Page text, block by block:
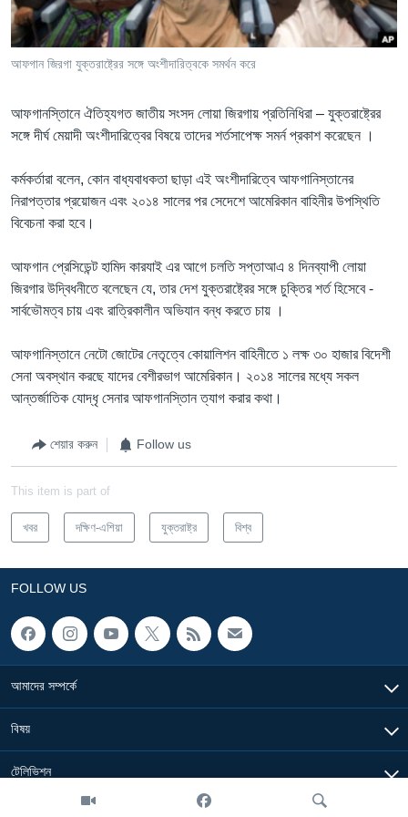
Learning English
আফগান জিরগা যুক্তরাষ্ট্রের সঙ্গে অংশীদারিত্বকে সমর্থন করে
আফগানসি্তানে ঐতিহ্যগত জাতীয় সংসদ লোয়া জিরগায় প্রতিনিধিরা – যুক্তরাষ্ট্রের
সঙ্গে দীর্ঘ মেয়াদী অংশীদারিত্বের বিষয়ে তাদের শর্তসাপেক্ষ সমর্ন প্রকাশ করেছেন ।
কর্মকর্তারা বলেন, কোন বাধ্যবাধকতা ছাড়া এই অংশীদারিত্বে আফগানিস্তানের
নিরাপত্তার প্রয়োজন এবং ২০১৪ সালের পর সেদেশে আমেরিকান বাহিনীর উপস্থিতি
বিবেচনা করা হবে।
আফগান প্রেসিডেন্ট হামিদ কারযাই এর আগে চলতি সপ্তাআএ ৪ দিনব্যাপী লোয়া
জিরগার উদ্বিধনীতে বলেছেন যে, তার দেশ যুক্তরাষ্ট্রের সঙ্গে চুক্তির শর্ত হিসেবে -
সার্বভৌমত্ব চায় এবং রাত্রিকালীন অভিযান বন্ধ করতে চায় ।
আফগানিস্তানে নেটো জোটের নেতৃত্বে কোয়ালিশন বাহিনীতে ১ লক্ষ ৩০ হাজার বিদেশী
সেনা অবস্থান করছে যাদের বেশীরভাগ আমেরিকান। ২০১৪ সালের মধ্যে সকল
আন্তর্জাতিক যোদ্ধৃ সেনার আফগানসি্তান ত্যাগ করার কথা।
শেয়ার করুন Follow us
This item is part of
খবর দক্ষিণ-এশিয়া যুক্তরাষ্ট্র বিশ্ব
FOLLOW US
আমাদের সম্পর্কে
বিষয়
টেলিভিশন